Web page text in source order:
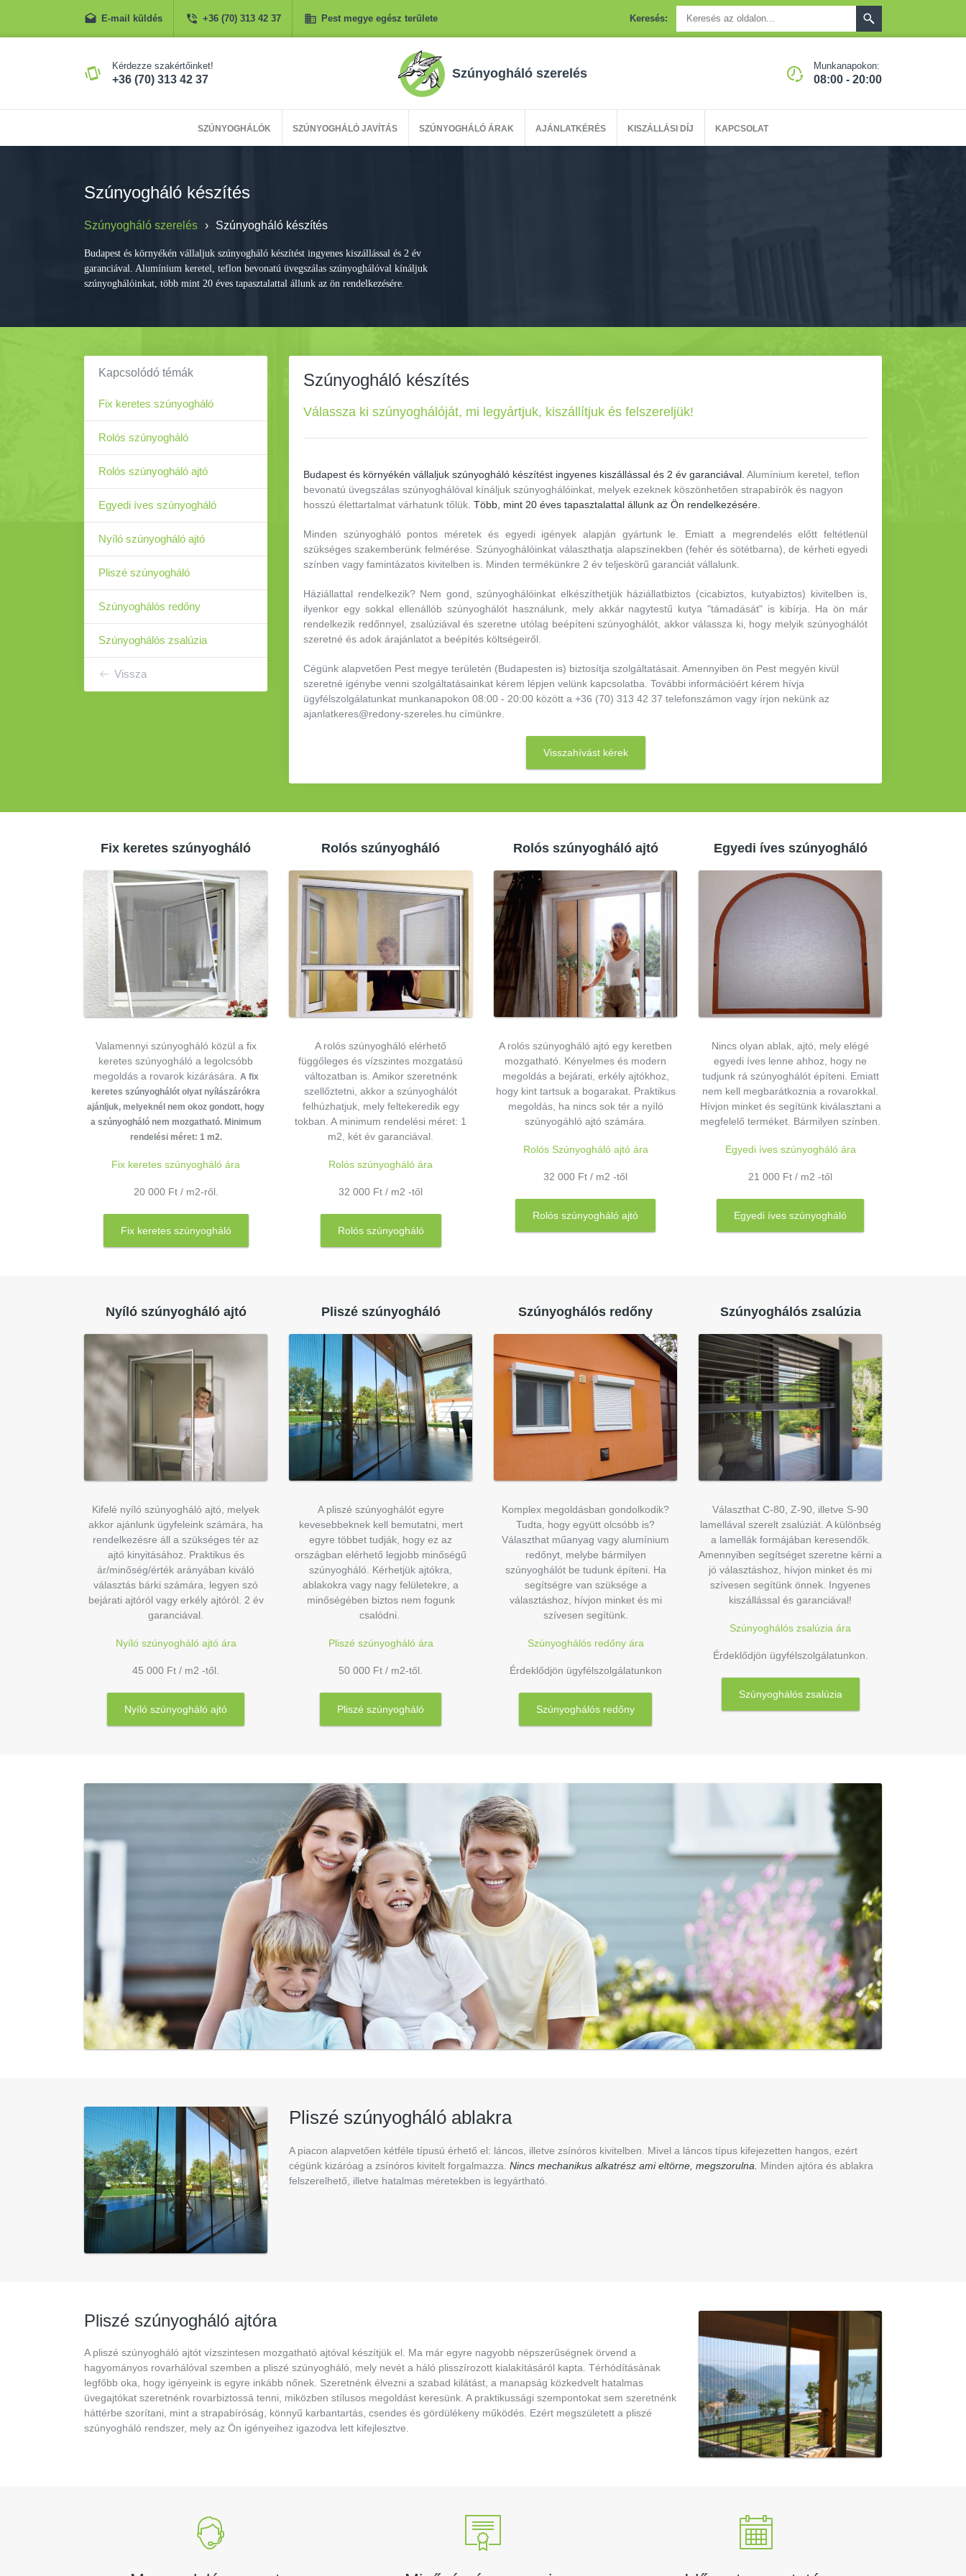
E-mail küldés +36 (70) 313 42 37 Pest megye egész területe Keresés:
Kérdezze szakértőinket!
+36 (70) 313 42 37 Szúnyogháló szerelés
Munkanapokon:
08:00 - 20:00
SZÚNYOGHÁLÓK SZÚNYOGHÁLÓ JAVÍTÁS SZÚNYOGHÁLÓ ÁRAK AJÁNLATKÉRÉS KISZÁLLÁSI DÍJ KAPCSOLAT
Szúnyogháló készítés
Szúnyogháló szerelés › Szúnyogháló készítés
Budapest és környékén vállaljuk szúnyogháló készítést ingyenes kiszállással és 2 év
garanciával. Alumínium keretel, teflon bevonatú üvegszálas szúnyoghálóval kínáljuk
szúnyoghálóinkat, több mint 20 éves tapasztalattal állunk az ön rendelkezésére.
Kapcsolódó témák
Fix keretes szúnyogháló
Rolós szúnyogháló
Rolós szúnyogháló ajtó
Egyedi íves szúnyogháló
Nyíló szúnyogháló ajtó
Pliszé szúnyogháló
Szúnyoghálós redőny
Szúnyoghálós zsalúzia
Vissza
Szúnyogháló készítés
Válassza ki szúnyoghálóját, mi legyártjuk, kiszállítjuk és felszereljük!
Budapest és környékén vállaljuk szúnyogháló készítést ingyenes kiszállással és 2 év garanciával. Alumínium keretel, teflon
bevonatú üvegszálas szúnyoghálóval kínáljuk szúnyoghálóinkat, melyek ezeknek köszönhetően strapabírók és nagyon
hosszú élettartalmat várhatunk tőlük. Több, mint 20 éves tapasztalattal állunk az Ön rendelkezésére.
Minden szúnyogháló pontos méretek és egyedi igények alapján gyártunk le. Emiatt a megrendelés előtt feltétlenül
szükséges szakemberünk felmérése. Szúnyoghálóinkat választhatja alapszínekben (fehér és sötétbarna), de kérheti egyedi
színben vagy famintázatos kivitelben is. Minden termékünkre 2 év teljeskörű garanciát vállalunk.
Háziállattal rendelkezik? Nem gond, szúnyoghálóinkat elkészíthetjük háziállatbiztos (cicabiztos, kutyabiztos) kivitelben is,
ilyenkor egy sokkal ellenállób szúnyoghálót használunk, mely akkár nagytestű kutya "támadását" is kibírja. Ha ön már
rendelkezik redőnnyel, zsalúziával és szeretne utólag beépíteni szúnyoghálót, akkor válassza ki, hogy melyik szúnyoghálót
szeretné és adok árajánlatot a beépítés költségeiről.
Cégünk alapvetően Pest megye területén (Budapesten is) biztosítja szolgáltatásait. Amennyiben ön Pest megyén kivül
szeretné igénybe venni szolgáltatásainkat kérem lépjen velünk kapcsolatba. További információért kérem hívja
ügyfélszolgálatunkat munkanapokon 08:00 - 20:00 között a +36 (70) 313 42 37 telefonszámon vagy írjon nekünk az
ajanlatkeres@redony-szereles.hu címünkre.
Visszahívást kérek
Fix keretes szúnyogháló
Valamennyi szúnyogháló közül a fix
keretes szúnyogháló a legolcsóbb
megoldás a rovarok kizárására.
A fix
keretes szúnyoghálót olyat nyílászárókra
ajánljuk, melyeknél nem okoz gondott, hogy
a szúnyogháló nem mozgatható. Minimum
rendelési méret: 1 m2.
Fix keretes szúnyogháló ára
20 000 Ft / m2-ről.
Fix keretes szúnyogháló
Rolós szúnyogháló
A rolós szúnyogháló elérhető
függőleges és vízszintes mozgatású
változatban is. Amikor szeretnénk
szellőztetni, akkor a szúnyoghálót
felhúzhatjuk, mely feltekeredik egy
tokban. A minimum rendelési méret: 1
m2, két év garanciával.
Rolós szúnyogháló ára
32 000 Ft / m2 -től
Rolós szúnyogháló
Rolós szúnyogháló ajtó
A rolós szúnyogháló ajtó egy keretben
mozgatható. Kényelmes és modern
megoldás a bejárati, erkély ajtókhoz,
hogy kint tartsuk a bogarakat. Praktikus
megoldás, ha nincs sok tér a nyíló
szúnyogáhló ajtó számára.
Rolós Szúnyogháló ajtó ára
32 000 Ft / m2 -től
Rolós szúnyogháló ajtó
Egyedi íves szúnyogháló
Nincs olyan ablak, ajtó, mely elégé
egyedi íves lenne ahhoz, hogy ne
tudjunk rá szúnyoghálót építeni. Emiatt
nem kell megbarátkoznia a rovarokkal.
Hívjon minket és segítünk kiválasztani a
megfelelő terméket. Bármilyen színben.
Egyedi íves szúnyogháló ára
21 000 Ft / m2 -től
Egyedi íves szúnyogháló
Nyíló szúnyogháló ajtó
Kifelé nyíló szúnyogháló ajtó, melyek
akkor ajánlunk ügyfeleink számára, ha
rendelkezésre áll a szükséges tér az
ajtó kinyitásához. Praktikus és
ár/minőség/érték arányában kiváló
választás bárki számára, legyen szó
bejárati ajtóról vagy erkély ajtóról. 2 év
garanciával.
Nyíló szúnyogháló ajtó ára
45 000 Ft / m2 -től.
Nyíló szúnyogháló ajtó
Pliszé szúnyogháló
A pliszé szúnyoghálót egyre
kevesebbeknek kell bemutatni, mert
egyre többet tudják, hogy ez az
országban elérhető legjobb minőségű
szúnyogháló. Kérhetjük ajtókra,
ablakokra vagy nagy felületekre, a
minőségében biztos nem fogunk
csalódni.
Pliszé szúnyogháló ára
50 000 Ft / m2-től.
Pliszé szúnyogháló
Szúnyoghálós redőny
Komplex megoldásban gondolkodik?
Tudta, hogy együtt olcsóbb is?
Választhat műanyag vagy alumínium
redőnyt, melybe bármilyen
szúnyoghálót be tudunk építeni. Ha
segítségre van szüksége a
választáshoz, hívjon minket és mi
szívesen segítünk.
Szúnyoghálós redőny ára
Érdeklődjön ügyfélszolgálatunkon
Szúnyoghálós redőny
Szúnyoghálós zsalúzia
Választhat C-80, Z-90, illetve S-90
lamellával szerelt zsalúziát. A különbség
a lamellák formájában keresendők.
Amennyiben segítséget szeretne kérni a
jó választáshoz, hívjon minket és mi
szívesen segítünk önnek. Ingyenes
kiszállással és garanciával!
Szúnyoghálós zsalúzia ára
Érdeklődjön ügyfélszolgálatunkon.
Szúnyoghálós zsalúzia
Pliszé szúnyogháló ablakra
A piacon alapvetően kétféle típusú érhető el: láncos, illetve zsínóros kivitelben. Mivel a láncos típus kifejezetten hangos, ezért
cégünk kizáróag a zsínóros kivitelt forgalmazza. Nincs mechanikus alkatrész ami eltörne, megszorulna.
Minden ajtóra és ablakra
felszerelhető, illetve hatalmas méretekben is legyártható.
Pliszé szúnyogháló ajtóra
A pliszé szúnyogháló ajtót vízszintesen mozgatható ajtóval készítjük el. Ma már egyre nagyobb népszerűségnek örvend a
hagyományos rovarhálóval szemben a pliszé szúnyogháló, mely nevét a háló plisszírozott kialakításáról kapta. Térhódításának
legfőbb oka, hogy igényeink is egyre inkább nőnek. Szeretnénk élvezni a szabad kilátást, a manapság közkedvelt hatalmas
üvegajtókat szeretnénk rovarbiztossá tenni, miközben stílusos megoldást keresünk. A praktikussági szempontokat sem szeretnénk
háttérbe szorítani, mint a strapabíróság, könnyű karbantartás, csendes és gördülékeny működés. Ezért megszületett a pliszé
szúnyogháló rendszer, mely az Ön igényeihez igazodva lett kifejlesztve.